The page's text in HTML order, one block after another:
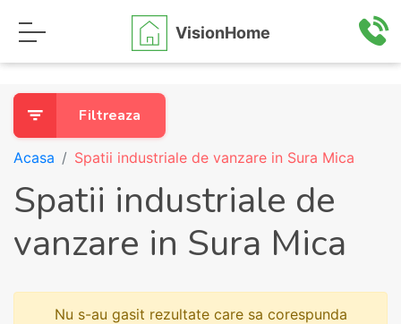
VisionHome
Filtreaza
Acasa Spatii industriale de vanzare in Sura Mica
Spatii industriale de
vanzare in Sura Mica
Nu s-au gasit rezultate care sa corespunda